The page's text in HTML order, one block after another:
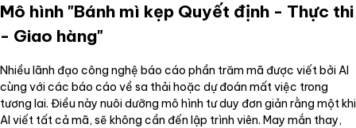
Mô hình "Bánh mì kẹp Quyết định - Thực thi
- Giao hàng"
Nhiều lãnh đạo công nghệ báo cáo phần trăm mã được viết bởi AI
cùng với các báo cáo về sa thải hoặc dự đoán mất việc trong
tương lai. Điều này nuôi dưỡng mô hình tư duy đơn giản rằng một khi
AI viết tất cả mã, sẽ không cần đến lập trình viên. May mắn thay,